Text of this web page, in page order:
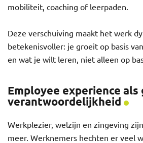
mobiliteit, coaching of leerpaden.
Deze verschuiving maakt het werk
betekenisvoller: je groeit op basis
en wat je wilt leren, niet alleen op
Employee experience als
verantwoordelijkheid
Werkplezier, welzijn en zingeving
meer. Werknemers hechten er veel